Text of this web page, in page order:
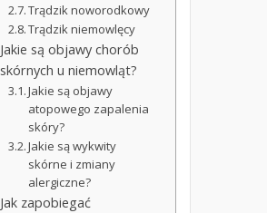
Trądzik noworodkowy
Trądzik niemowlęcy
Jakie są objawy chorób
skórnych u niemowląt?
Jakie są objawy
atopowego zapalenia
skóry?
Jakie są wykwity
skórne i zmiany
alergiczne?
Jak zapobiegać